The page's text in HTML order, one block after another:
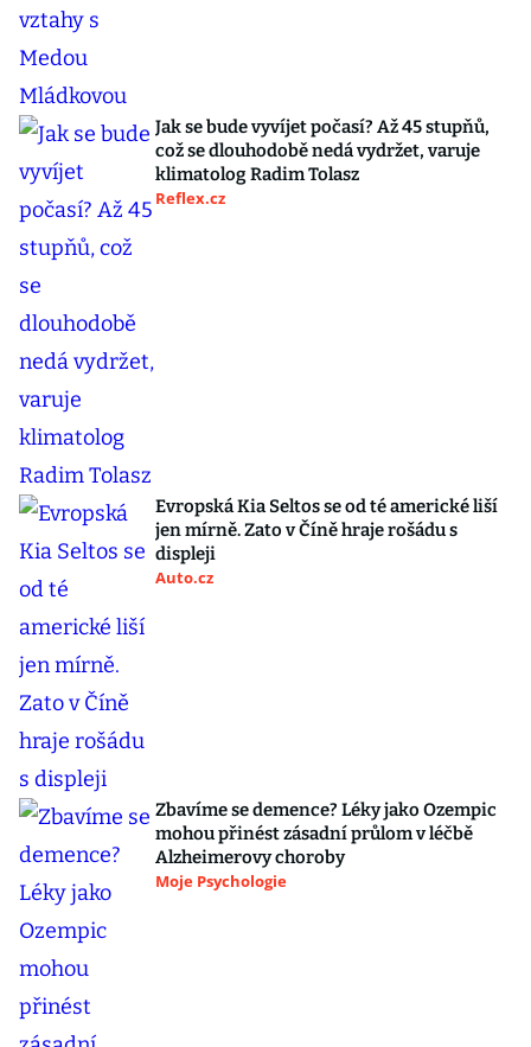
Jak se bude vyvíjet počasí? Až 45 stupňů,
což se dlouhodobě nedá vydržet, varuje
klimatolog Radim Tolasz
Reflex.cz
Evropská Kia Seltos se od té americké liší
jen mírně. Zato v Číně hraje rošádu s
displeji
Auto.cz
Zbavíme se demence? Léky jako Ozempic
mohou přinést zásadní průlom v léčbě
Alzheimerovy choroby
Moje Psychologie